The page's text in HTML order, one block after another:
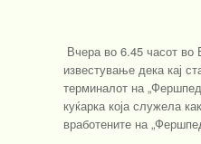
Вчера во 6.45 часот во
известување дека кај
терминалот на
куќарка која служела
вработените на